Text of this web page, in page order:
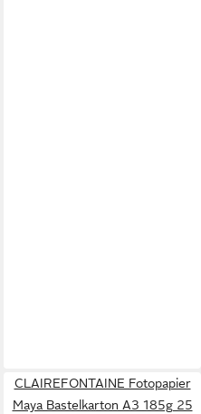
CLAIREFONTAINE Fotopapier
Maya Bastelkarton A3 185g 25